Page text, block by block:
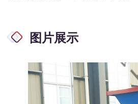
图片展示